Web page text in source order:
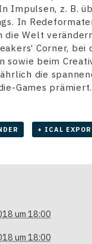
Impulsen, z. B.
In
die Welt
Corner, bei
sowie beim
die
Games prämiert.
+ ICAL
um 18:00
um 18:00